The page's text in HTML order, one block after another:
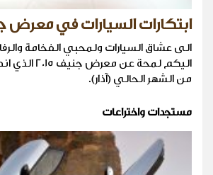
ابتكارات السيارات في معرض
الى عشاق السيارات ولمحبي الفخامة
اليكم لمحة عن
من الشهر الحالي (آذار).
مستجدات واختراعات